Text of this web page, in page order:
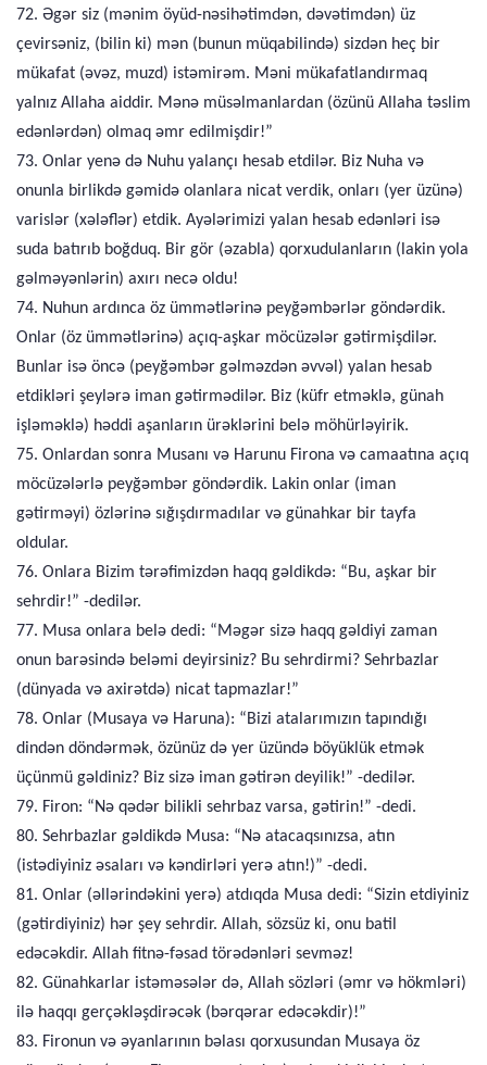
72. Əgər siz (mənim öyüd-nəsihətimdən, dəvətimdən) üz
çevirsəniz, (bilin ki) mən (bunun müqabilində) sizdən heç bir
mükafat (əvəz, muzd) istəmirəm. Məni mükafatlandırmaq
yalnız Allaha aiddir. Mənə müsəlmanlardan (özünü Allaha təslim
edənlərdən) olmaq əmr edilmişdir!”
73. Onlar yenə də Nuhu yalançı hesab etdilər. Biz Nuha və
onunla birlikdə gəmidə olanlara nicat verdik, onları (yer üzünə)
varislər (xələflər) etdik. Ayələrimizi yalan hesab edənləri isə
suda batırıb boğduq. Bir gör (əzabla) qorxudulanların (lakin yola
gəlməyənlərin) axırı necə oldu!
74. Nuhun ardınca öz ümmətlərinə peyğəmbərlər göndərdik.
Onlar (öz ümmətlərinə) açıq-aşkar möcüzələr gətirmişdilər.
Bunlar isə öncə (peyğəmbər gəlməzdən əvvəl) yalan hesab
etdikləri şeylərə iman gətirmədilər. Biz (küfr etməklə, günah
işləməklə) həddi aşanların ürəklərini belə möhürləyirik.
75. Onlardan sonra Musanı və Harunu Firona və camaatına açıq
möcüzələrlə peyğəmbər göndərdik. Lakin onlar (iman
gətirməyi) özlərinə sığışdırmadılar və günahkar bir tayfa
oldular.
76. Onlara Bizim tərəfimizdən haqq gəldikdə: “Bu, aşkar bir
sehrdir!” -dedilər.
77. Musa onlara belə dedi: “Məgər sizə haqq gəldiyi zaman
onun barəsində beləmi deyirsiniz? Bu sehrdirmi? Sehrbazlar
(dünyada və axirətdə) nicat tapmazlar!”
78. Onlar (Musaya və Haruna): “Bizi atalarımızın tapındığı
dindən döndərmək, özünüz də yer üzündə böyüklük etmək
üçünmü gəldiniz? Biz sizə iman gətirən deyilik!” -dedilər.
79. Firon: “Nə qədər bilikli sehrbaz varsa, gətirin!” -dedi.
80. Sehrbazlar gəldikdə Musa: “Nə atacaqsınızsa, atın
(istədiyiniz əsaları və kəndirləri yerə atın!)” -dedi.
81. Onlar (əllərindəkini yerə) atdıqda Musa dedi: “Sizin etdiyiniz
(gətirdiyiniz) hər şey sehrdir. Allah, sözsüz ki, onu batil
edəcəkdir. Allah fitnə-fəsad törədənləri sevməz!
82. Günahkarlar istəməsələr də, Allah sözləri (əmr və hökmləri)
ilə haqqı gerçəkləşdirəcək (bərqərar edəcəkdir)!”
83. Fironun və əyanlarının bəlası qorxusundan Musaya öz